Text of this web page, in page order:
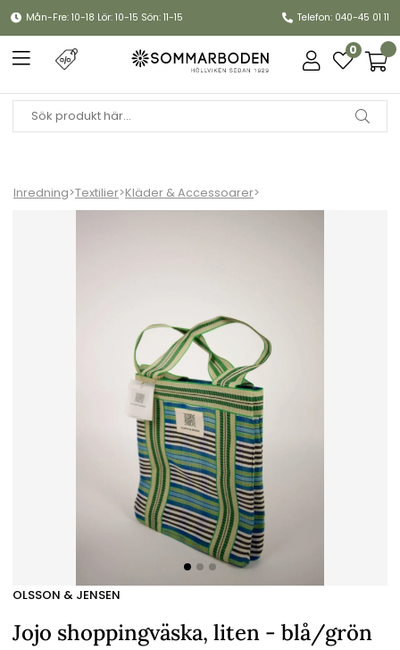
Mån-Fre: 10-18 Lör: 10-15 Sön: 11-15 Telefon: 040-45 01 11
0
Inredning>Textilier>Kläder & Accessoarer>
OLSSON & JENSEN
Jojo shoppingväska, liten - blå/grön